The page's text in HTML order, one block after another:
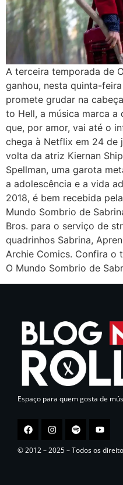
A terceira temporada de
ganhou, nesta quinta-
promete grudar na
to Hell, a música marca
que, por amor, vai até o
chega à Netflix em 24 de
volta da atriz Kiernan
Spellman, uma garota
a adolescência e a vida
2018, é bem recebida
Mundo Sombrio de
Bros. para o serviço de
quadrinhos Sabrina,
Archie Comics. Confira o
O Mundo Sombrio de
Espaço para quem gosta de
© 2012 – 2025 – Todos os